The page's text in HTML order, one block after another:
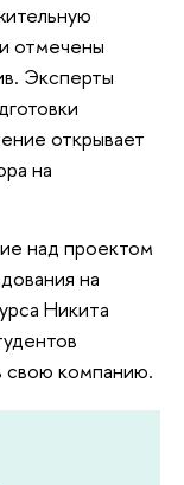
отмечены
Эксперты
открывает
на
над проектом
на
Никита
свою компанию.